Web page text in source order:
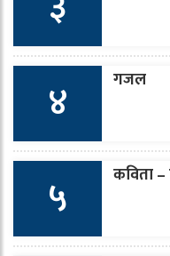
४ गजल
५ कविता –